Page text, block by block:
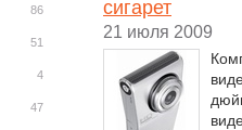
сигарет
21 июля 2009
86
51
4
47